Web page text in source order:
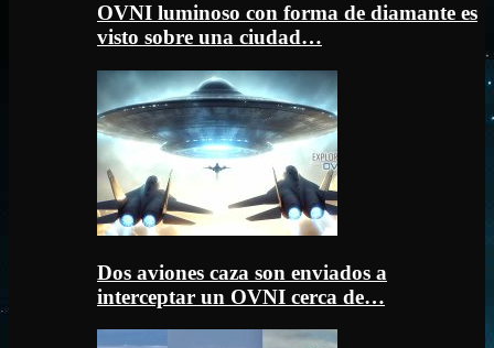
OVNI luminoso con forma de diamante es
visto sobre una ciudad…
Dos aviones caza son enviados a
interceptar un OVNI cerca de…